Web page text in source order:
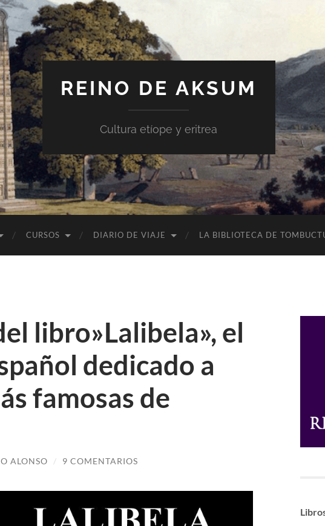
REINO DE AKSUM
Cultura etíope y eritrea
CURSOS DIARIO DE VIAJE LA BIBLIOTECA DE
libro»Lalibela», el
dedicado a
famosas de
ALONSO / 9 COMENTARIOS